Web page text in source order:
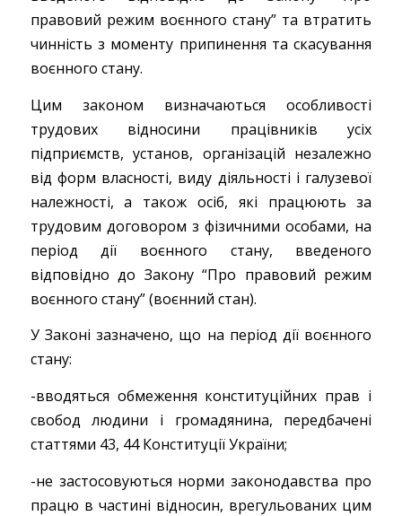
правовий режим воєнного стану” та втратить
чинність з моменту припинення та скасування
воєнного стану.
Цим законом визначаються особливості
трудових відносини працівників усіх
підприємств, установ, організацій незалежно
від форм власності, виду діяльності і галузевої
належності, а також осіб, які працюють за
трудовим договором з фізичними особами, на
період дії воєнного стану, введеного
відповідно до Закону “Про правовий режим
воєнного стану” (воєнний стан).
У Законі зазначено, що на період дії воєнного
стану:
-вводяться обмеження конституційних прав і
свобод людини і громадянина, передбачені
статтями 43, 44 Конституції України;
-не застосовуються норми законодавства про
працю в частині відносин, врегульованих цим